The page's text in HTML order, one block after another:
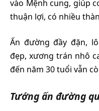
vào Mệnh cung, giúp
thuận lợi, có nhiều
Ấn đường đầy đặn,
đẹp, xương trán nhô
đến năm 30 tuổi vẫn
Tướng ấn đường